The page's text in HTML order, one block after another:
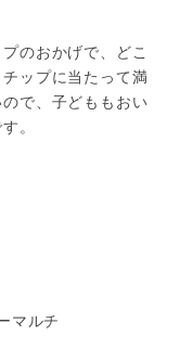
のおかげで、どこ
ップに当たって満
で、子どももおい
。
マルチ